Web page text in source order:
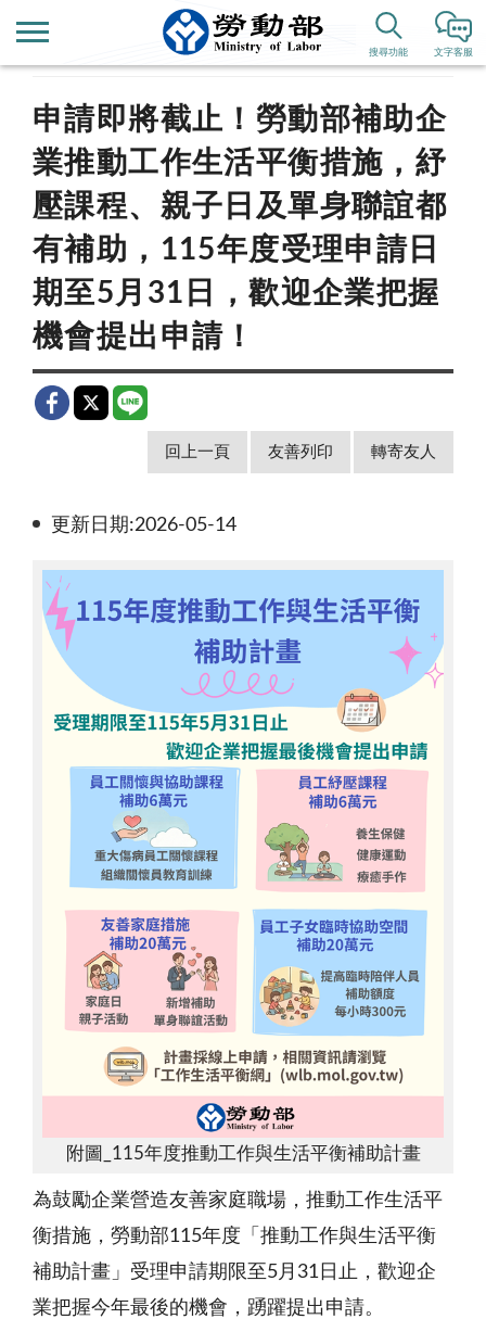
文字客服
搜尋功能
新聞公告 新聞稿
申請即將截止！勞動部補助企
業推動工作生活平衡措施，紓
壓課程、親子日及單身聯誼都
有補助，115年度受理申請日
期至5月31日，歡迎企業把握
機會提出申請！
回上一頁 友善列印 轉寄友人
更新日期:2026-05-14
附圖_115年度推動工作與生活平衡補助計畫
為鼓勵企業營造友善家庭職場，推動工作生活平
衡措施，勞動部115年度「推動工作與生活平衡
補助計畫」受理申請期限至5月31日止，歡迎企
業把握今年最後的機會，踴躍提出申請。